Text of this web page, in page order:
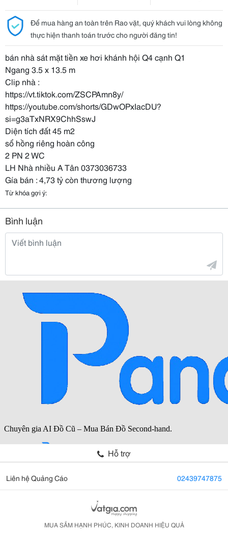
Để mua hàng an toàn trên Rao vặt, quý khách vui lòng không
thực hiện thanh toán trước cho người đăng tin!
bán nhà sát mặt tiền xe hơi khánh hội Q4 cạnh Q1
Ngang 3.5 x 13.5 m
Clip nhà :
https://vt.tiktok.com/ZSCPAmn8y/
https://youtube.com/shorts/GDwOPxIacDU?
si=g3aTxNRX9ChhSswJ
Diện tích đất 45 m2
sổ hồng riêng hoàn công
2 PN 2 WC
LH Nhà nhiều A Tân 0373036733
Gía bán : 4,73 tỷ còn thương lượng
Từ khóa gợi ý:
Bình luận
Hỗ trợ
Liên hệ Quảng Cáo 02439747875
MUA SẮM HẠNH PHÚC, KINH DOANH HIỆU QUẢ